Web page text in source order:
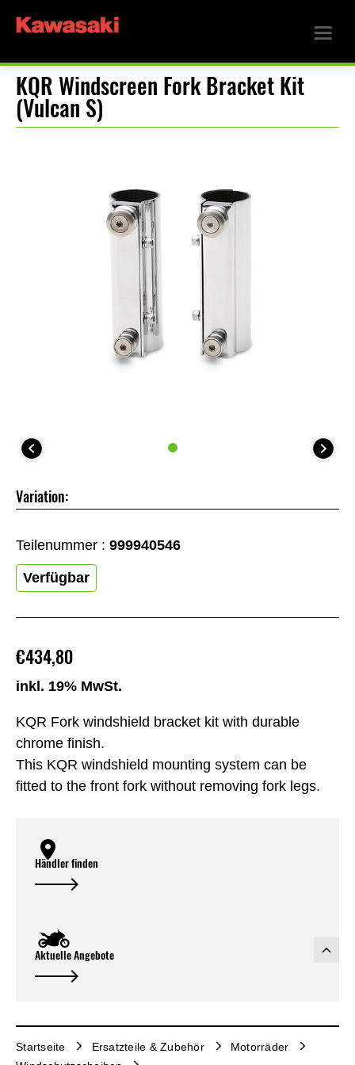
KQR Windscreen Fork Bracket Kit
(Vulcan S)
KQR Fork windshield bracket kit with durable
chrome finish.
This KQR windshield mounting system can be
fitted to the front fork without removing fork legs.
€434,80
inkl. 19% MwSt.
Variation:
Teilenummer : 999940546
Verfügbar
Händler finden
Aktuelle Angebote
Startseite Ersatzteile & Zubehör
Motorräder